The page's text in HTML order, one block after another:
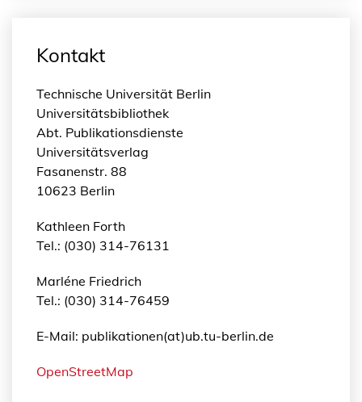
Kontakt
Technische Universität Berlin
Universitätsbibliothek
Abt. Publikationsdienste
Universitätsverlag
Fasanenstr. 88
10623 Berlin
Kathleen Forth
Tel.: (030) 314-76131
Marléne Friedrich
Tel.: (030) 314-76459
E-Mail: publikationen(at)ub.tu-berlin.de
OpenStreetMap